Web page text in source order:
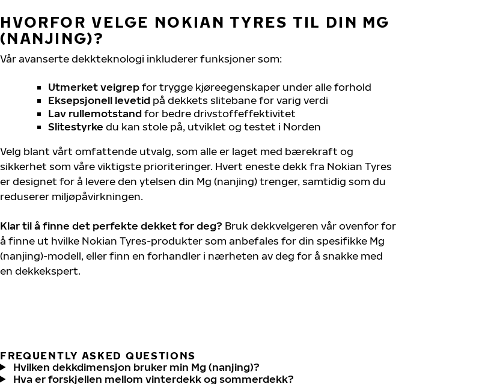
HVORFOR VELGE NOKIAN TYRES TIL DIN MG
(NANJING)?
Vår avanserte dekkteknologi inkluderer funksjoner som:
Utmerket veigrepfor trygge kjøreegenskaper under alle forhold
Eksepsjonell levetid på dekkets slitebane for varig verdi
Lav rullemotstand for bedre drivstoffeffektivitet
Slitestyrke du kan stole på, utviklet og testet i Norden
Velg blant vårt omfattende utvalg, som alle er laget med bærekraft og
sikkerhet som våre viktigste prioriteringer. Hvert eneste dekk fra Nokian Tyres
er designet for å levere den ytelsen din Mg (nanjing) trenger, samtidig som du
reduserer miljøpåvirkningen.
Klar til å finne det perfekte dekket for deg? Bruk dekkvelgeren vår ovenfor for
å finne ut hvilke Nokian Tyres-produkter som anbefales for din spesifikke Mg
(nanjing)-modell, eller finn en forhandler i nærheten av deg for å snakke med
en dekkekspert.
FREQUENTLY ASKED QUESTIONS
Hvilken dekkdimensjon bruker min Mg (nanjing)?
Hva er forskjellen mellom vinterdekk og sommerdekk?